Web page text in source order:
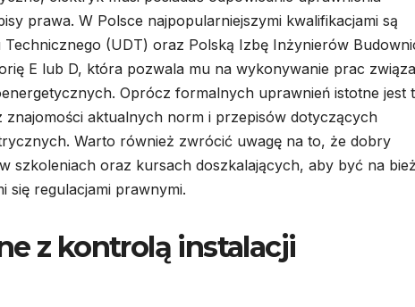
prawa. W Polsce najpopularniejszymi kwalifikacjami są
(UDT) oraz Polską Izbę Inżynierów
E lub D, która pozwala mu na wykonywanie prac
Oprócz formalnych uprawnień istotne jest
znajomości aktualnych norm i przepisów dotyczących
Warto również zwrócić uwagę na to, że dobry
szkoleniach oraz kursach doszkalających, aby być na
się regulacjami prawnymi.
z kontrolą instalacji